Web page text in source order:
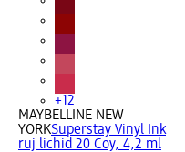
+12
MAYBELLINE NEW
YORKSuperstay Vinyl Ink
ruj lichid 20 Coy, 4,2 ml